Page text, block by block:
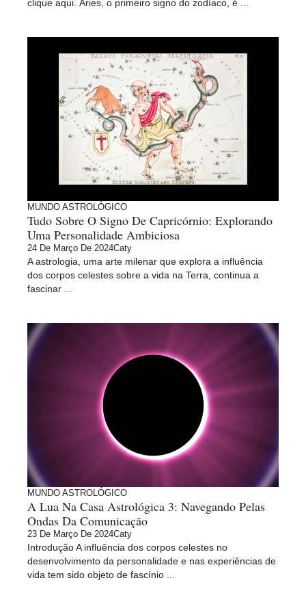
clique aqui. Áries, o primeiro signo do zodíaco, é ...
MUNDO ASTROLÓGICO
Tudo Sobre O Signo De Capricórnio: Explorando
Uma Personalidade Ambiciosa
24 De Março De 2024Caty
A astrologia, uma arte milenar que explora a influência
dos corpos celestes sobre a vida na Terra, continua a
fascinar ...
MUNDO ASTROLÓGICO
A Lua Na Casa Astrológica 3: Navegando Pelas
Ondas Da Comunicação
23 De Março De 2024Caty
Introdução A influência dos corpos celestes no
desenvolvimento da personalidade e nas experiências de
vida tem sido objeto de fascínio ...